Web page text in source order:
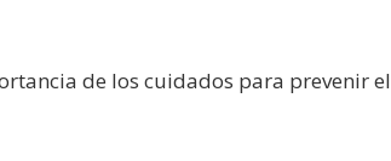
de los cuidados para prevenir el